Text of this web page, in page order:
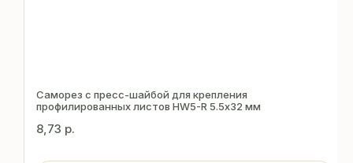
Саморез с пресс-шайбой для крепления
профилированных листов HW5-R 5.5х32 мм
8,73 р.
бесплатный расчёт
за 15 минут
Отправьте заявку — и получите